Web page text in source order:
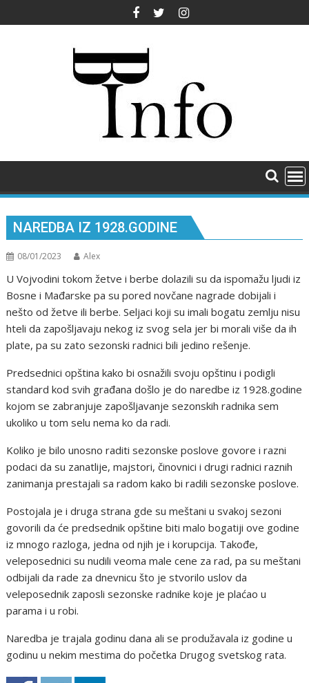
to
NAREDBA IZ 1928.GODINE
08/01/2023 Alex
U Vojvodini tokom žetve i berbe dolazili su da ispomažu ljudi iz
Bosne i Mađarske pa su pored novčane nagrade dobijali i
nešto od žetve ili berbe. Seljaci koji su imali bogatu zemlju nisu
hteli da zapošljavaju nekog iz svog sela jer bi morali više da ih
plate, pa su zato sezonski radnici bili jedino rešenje.
Predsednici opština kako bi osnažili svoju opštinu i podigli
standard kod svih građana došlo je do naredbe iz 1928.godine
kojom se zabranjuje zapošljavanje sezonskih radnika sem
ukoliko u tom selu nema ko da radi.
Koliko je bilo unosno raditi sezonske poslove govore i razni
podaci da su zanatlije, majstori, činovnici i drugi radnici raznih
zanimanja prestajali sa radom kako bi radili sezonske poslove.
Postojala je i druga strana gde su meštani u svakoj sezoni
govorili da će predsednik opštine biti malo bogatiji ove godine
iz mnogo razloga, jedna od njih je i korupcija. Takođe,
veleposednici su nudili veoma male cene za rad, pa su meštani
odbijali da rade za dnevnicu što je stvorilo uslov da
veleposednik zaposli sezonske radnike koje je plaćao u
parama i u robi.
Naredba je trajala godinu dana ali se produžavala iz godine u
godinu u nekim mestima do početka Drugog svetskog rata.